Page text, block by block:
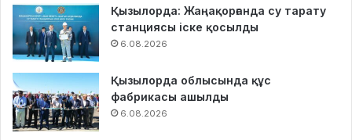
Қызылорда: Жаңақорғанда су тарату
станциясы іске қосылды
6.08.2026
Қызылорда облысында құс
фабрикасы ашылды
6.08.2026